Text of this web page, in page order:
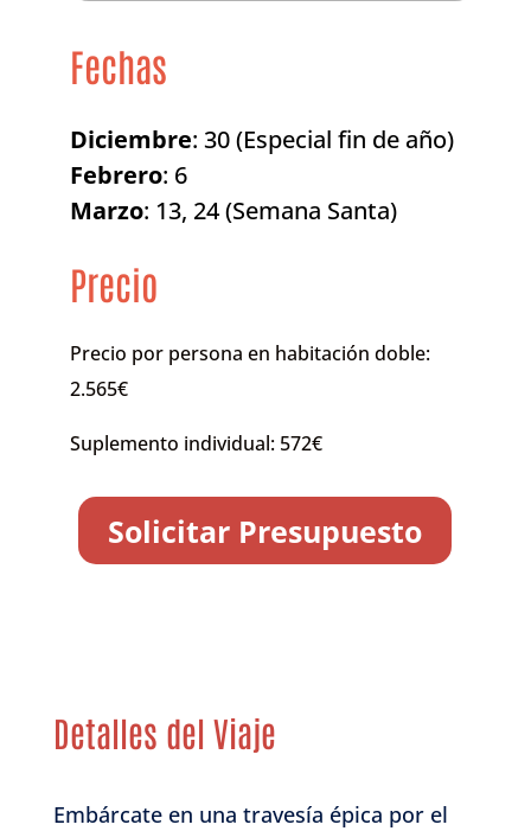
Fechas
Diciembre: 30 (Especial fin de año)
Febrero: 6
Marzo: 13, 24 (Semana Santa)
Precio
Precio por persona en habitación doble:
2.565€
Suplemento individual: 572€
Solicitar Presupuesto
Detalles del Viaje
Embárcate en una travesía épica por el